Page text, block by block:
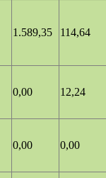
1.589,35 114,64
0,00 12,24
0,00 0,00